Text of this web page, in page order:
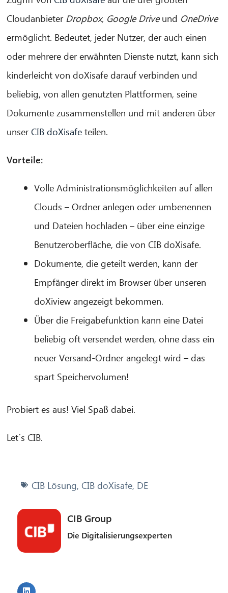
Cloudanbieter Dropbox, Google Driveund OneDrive
ermöglicht. Bedeutet, jeder Nutzer, der auch einen
oder mehrere der erwähnten Dienste nutzt, kann sich
kinderleicht von doXisafe darauf verbinden und
beliebig, von allen genutzten Plattformen, seine
Dokumente zusammenstellen und mit anderen über
unserCIB doXisafe teilen.
Vorteile:
Volle Administrationsmöglichkeiten auf allen
Clouds – Ordner anlegen oder umbenennen
und Dateien hochladen – über eine einzige
Benutzeroberfläche, die von CIB doXisafe.
Dokumente, die geteilt werden, kann der
Empfänger direkt im Browser über unseren
doXiview angezeigt bekommen.
Über die Freigabefunktion kann eine Datei
beliebig oft versendet werden, ohne dass ein
neuer Versand-Ordner angelegt wird – das
spart Speichervolumen!
Probiert es aus! Viel Spaß dabei.
Let´s CIB.
CIB Lösung, CIB doXisafe, DE
CIB Group
Die Digitalisierungsexperten